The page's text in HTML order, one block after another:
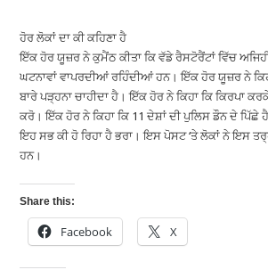
ਹੋਰ ਲੋਕਾਂ ਦਾ ਕੀ ਕਹਿਣਾ ਹੈ
ਇੱਕ ਹੋਰ ਯੂਜ਼ਰ ਨੇ ਕੁਮੈਂਠ ਕੀਤਾ ਕਿ ਵੱਡੇ ਰੈਸਟੋਰੈਂਟਾਂ ਵਿੱਚ
ਘਟਨਾਵਾਂ ਵਾਪਰਦੀਆਂ ਰਹਿੰਦੀਆਂ ਹਨ। ਇੱਕ ਹੋਰ ਯੂਜ਼ਰ ਨੇ
ਬਾਰੇ ਪੜ੍ਹਨਾ ਚਾਹੀਦਾ ਹੈ। ਇੱਕ ਹੋਰ ਨੇ ਕਿਹਾ ਕਿ ਕਿਰਪਾ
ਕਰੋ। ਇੱਕ ਹੋਰ ਨੇ ਕਿਹਾ ਕਿ 11 ਦੇਸ਼ਾਂ ਦੀ ਪੁਲਿਸ ਡੌਨ ਦੇ ਪਿੱਛੇ
ਇਹ ਸਭ ਕੀ ਹੋ ਰਿਹਾ ਹੈ ਭਰਾ। ਇਸ ਪੋਸਟ ‘ਤੇ ਲੋਕਾਂ ਨੇ ਇਸ
ਹਨ।
Share this:
Facebook X